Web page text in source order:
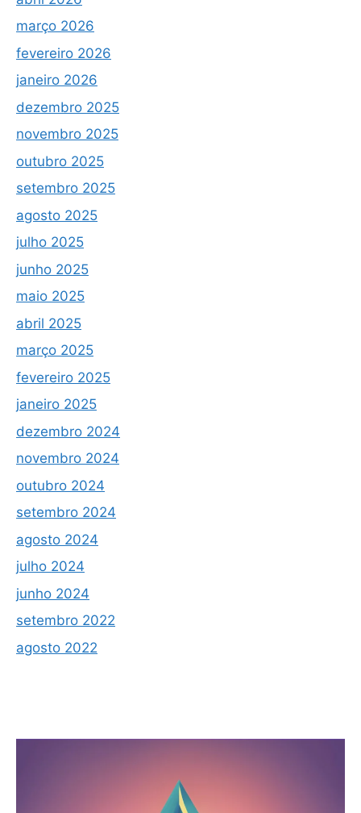
março 2026
fevereiro 2026
janeiro 2026
dezembro 2025
novembro 2025
outubro 2025
setembro 2025
agosto 2025
julho 2025
junho 2025
maio 2025
abril 2025
março 2025
fevereiro 2025
janeiro 2025
dezembro 2024
novembro 2024
outubro 2024
setembro 2024
agosto 2024
julho 2024
junho 2024
setembro 2022
agosto 2022